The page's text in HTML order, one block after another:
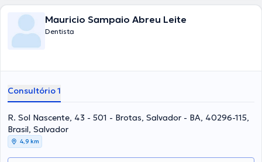
Mauricio Sampaio Abreu Leite
Dentista
Consultório 1
R. Sol Nascente, 43 - 501 - Brotas, Salvador - BA, 40296-115,
Brasil, Salvador
4,9 km